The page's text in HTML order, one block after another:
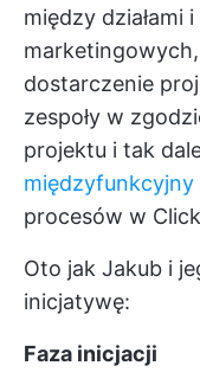
między działami i
dostarczenie
zespoły w
projektu i tak
procesów w
Oto jak Jakub i
inicjatywę:
Faza inicjacji